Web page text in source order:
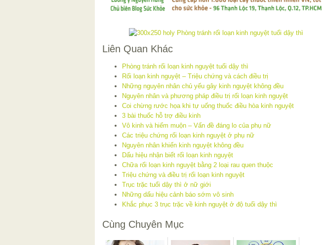
Liên Quan Khác
Phòng tránh rối loạn kinh nguyệt tuổi dậy thì
Rối loạn kinh nguyệt – Triệu chứng và cách điều trị
Những nguyên nhân chủ yếu gây kinh nguyệt không đều
Nguyên nhân và phương pháp điều trị rối loạn kinh nguyệt
Coi chừng rước họa khi tự uống thuốc điều hòa kinh nguyệt
3 bài thuốc hỗ trợ điều kinh
Vô kinh và hiếm muộn – Vấn đề đáng lo của phụ nữ
Các triệu chứng rối loạn kinh nguyệt ở phụ nữ
Nguyên nhân khiến kinh nguyệt không đều
Dấu hiệu nhận biết rối loạn kinh nguyệt
Chữa rối loạn kinh nguyệt bằng 2 loại rau quen thuộc
Triệu chứng và điều trị rối loạn kinh nguyệt
Trục trặc tuổi dậy thì ở nữ giới
Những dấu hiệu cảnh báo sớm vô sinh
Khắc phục 3 trục trặc về kinh nguyệt ở độ tuổi dậy thì
Cùng Chuyên Mục